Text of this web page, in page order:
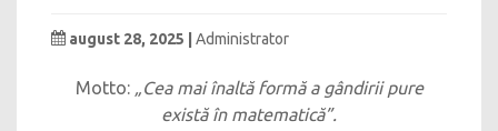
august 28, 2025 | Administrator
Motto: „Cea mai înaltă formă a gândirii pure
există în matematică”.